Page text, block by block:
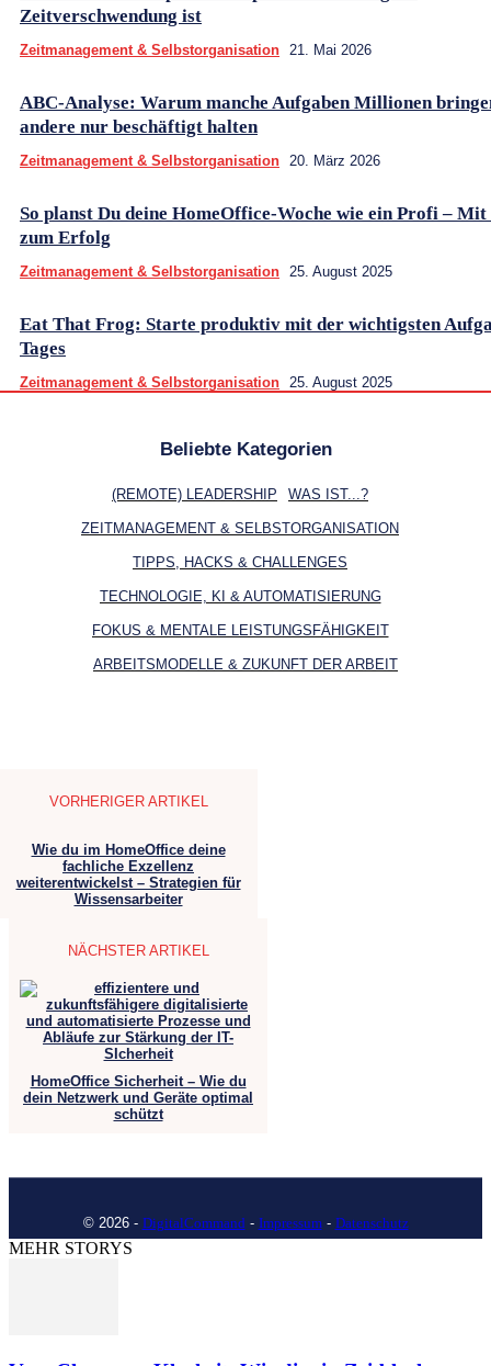
Zeitverschwendung ist
Zeitmanagement & Selbstorganisation 21. Mai 2026
ABC-Analyse: Warum manche Aufgaben Millionen
andere nur beschäftigt halten
Zeitmanagement & Selbstorganisation 20. März 2026
So planst Du deine HomeOffice-Woche wie ein Profi – Mit
zum Erfolg
Zeitmanagement & Selbstorganisation 25. August 2025
Eat That Frog: Starte produktiv mit der wichtigsten
Tages
Zeitmanagement & Selbstorganisation 25. August 2025
Beliebte Kategorien
(REMOTE) LEADERSHIP WAS IST...?
ZEITMANAGEMENT & SELBSTORGANISATION
TIPPS, HACKS & CHALLENGES
TECHNOLOGIE, KI & AUTOMATISIERUNG
FOKUS & MENTALE LEISTUNGSFÄHIGKEIT
ARBEITSMODELLE & ZUKUNFT DER ARBEIT
VORHERIGER ARTIKEL
Wie du im HomeOffice deine
fachliche Exzellenz
weiterentwickelst – Strategien für
Wissensarbeiter
NÄCHSTER ARTIKEL
HomeOffice Sicherheit – Wie du
dein Netzwerk und Geräte optimal
schützt
© 2026 - DigitalCommand - Impressum - Datenschutz
MEHR STORYS